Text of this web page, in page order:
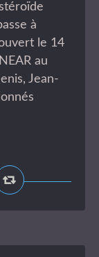
à
le 14
au
Jean-